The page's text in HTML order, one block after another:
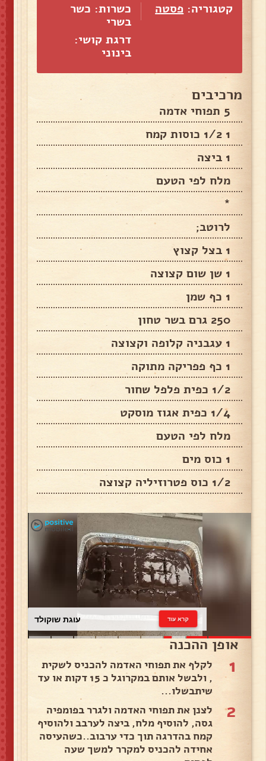
קטגוריה: פסטה
כשרות: כשר
בשרי
דרגת קושי:
בינוני
מרכיבים
5 תפוחי אדמה
1 1/2 כוסות קמח
1 ביצה
מלח לפי הטעם
*
לרוטב;
1 בצל קצוץ
1 שן שום קצוצה
1 כף שמן
250 גרם בשר טחון
1 עגבניה קלופה וקצוצה
1 כף פפריקה מתוקה
1/2 כפית פלפל שחור
1/4 כפית אגוז מוסקט
מלח לפי הטעם
1 כוס מים
1/2 כוס פטרוזיליה קצוצה
עוגת שוקולד קרא עוד
אופן ההכנה
1
לקלף את תפוחי האדמה להכניס לשקית
, ולבשל אותם במקרוגל כ 15 דקות או עד
שיתבשלו...
2
לצנן את תפוחי האדמה ולגרר בפומפיה
גסה, להוסיף מלח, ביצה לערבב ולהוסיף
קמח בהדרגה תוך כדי ערבוב..כשהעיסה
אחידה להכניס למקרר למשך שעה